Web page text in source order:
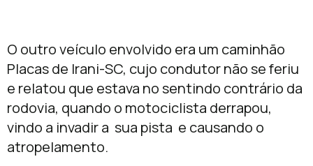
O outro veículo envolvido era um caminhão
Placas de Irani-SC, cujo condutor não se feriu
e relatou que estava no sentindo contrário da
rodovia, quando o motociclista derrapou,
vindo a invadir a sua pista e causando o
atropelamento.